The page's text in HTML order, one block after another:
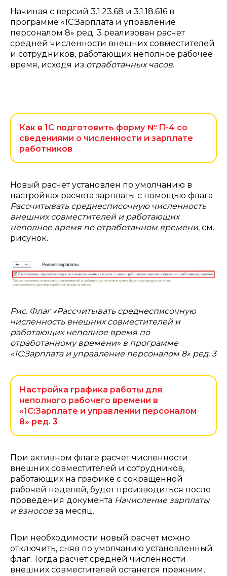
Начиная с версий 3.1.23.68 и 3.1.18.616 в
программе «1С:Зарплата и управление
персоналом 8» ред. 3 реализован расчет
средней численности внешних совместителей
и сотрудников, работающих неполное рабочее
время, исходя из отработанных часов.
Как в 1С подготовить форму № П-4 со
сведениями о численности и зарплате
работников
Новый расчет установлен по умолчанию в
настройках расчета зарплаты с помощью флага
Рассчитывать среднесписочную численность
внешних совместителей и работающих
неполное время по отработанном времени, см.
рисунок.
Рис. Флаг «Рассчитывать среднесписочную
численность внешних совместителей и
работающих неполное время по
отработанному времени» в программе
«1С:Зарплата и управление персоналом 8» ред. 3
Настройка графика работы для
неполного рабочего времени в
«1С:Зарплате и управлении персоналом
8» ред. 3
При активном флаге расчет численности
внешних совместителей и сотрудников,
работающих на графике с сокращенной
рабочей неделей, будет производиться после
проведения документа Начисление зарплаты
и взносов за месяц.
При необходимости новый расчет можно
отключить, сняв по умолчанию установленный
флаг. Тогда расчет средней численности
внешних совместителей останется прежним,